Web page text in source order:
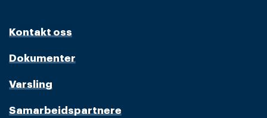
Kontakt oss
Dokumenter
Varsling
Samarbeidspartnere